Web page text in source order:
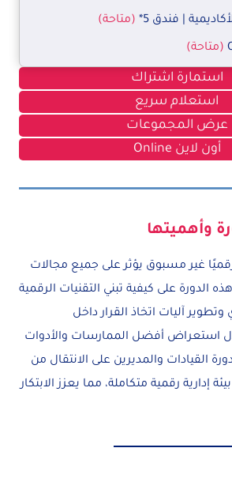
| فندق 5* (متاحة)
(متاحة)
استمارة اشتراك
استعلام سريع
عرض المجموعات
أون لاين Online
وأهميتها
غير مسبوق يؤثر على جميع مجالات
الدورة على كيفية تبني التقنيات الرقمية
وتطوير آليات اتخاذ القرار داخل
استعراض أفضل الممارسات والأدوات
القيادات والمديرين على الانتقال من
إدارية رقمية متكاملة، مما يعزز الابتكار